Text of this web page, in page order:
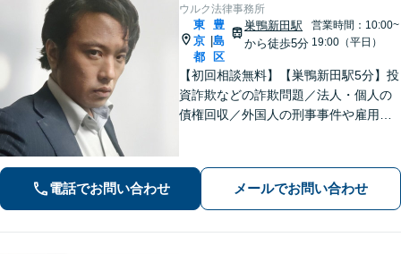
ウルク法律事務所
東
京
都
|
豊
島
区
巣鴨新田駅
から徒歩5分
営業時間：10:00~
19:00（平日）
【初回相談無料】【巣鴨新田駅5分】投
資詐欺などの詐欺問題／法人・個人の
債権回収／外国人の刑事事件や雇用問
を1日でも早く解消できるよう尽力しま
す。お気軽にご相談ください【Web相
談可】
電話でお問い合わせ メールでお問い合わせ